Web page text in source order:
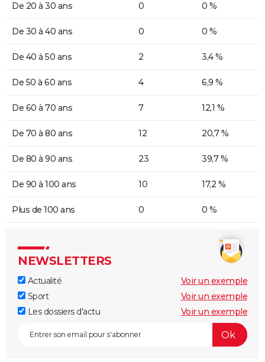
De 20 à 30 ans 0 0 %
De 30 à 40 ans 0 0 %
De 40 à 50 ans 2 3,4 %
De 50 à 60 ans 4 6,9 %
De 60 à 70 ans 7 12,1 %
De 70 à 80 ans 12 20,7 %
De 80 à 90 ans 23 39,7 %
De 90 à 100 ans 10 17,2 %
Plus de 100 ans 0 0 %
NEWSLETTERS
Actualité
Voir un exemple
Sport
Voir un exemple
Les dossiers d'actu
Voir un exemple